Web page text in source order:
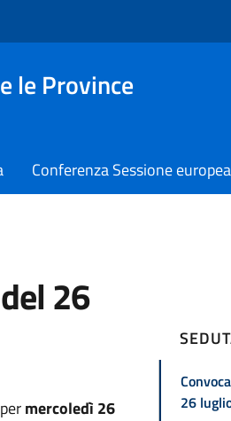
le Province
Conferenza Sessione europea
26
mercoledì 26
26